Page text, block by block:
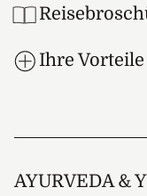
Ihre Vorteile
AYURVEDA &